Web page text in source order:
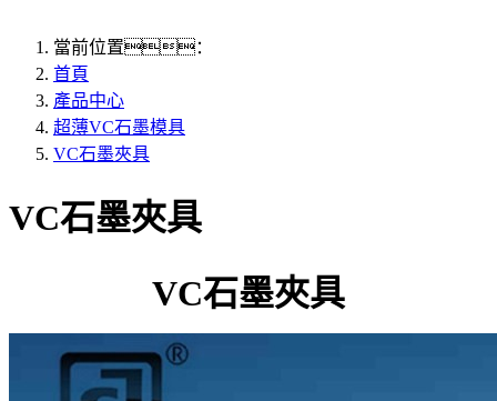
當前位置：
首頁
產品中心
超薄VC石墨模具
VC石墨夾具
VC石墨夾具
VC石墨夾具